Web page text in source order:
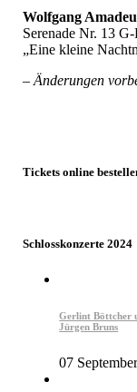
Wolfgang
Serenade Nr. 13
„Eine kleine
– Änderungen
Tickets online
Schlosskonzerte 2024
Gerlint Böttcher
Jürgen Bruns
07